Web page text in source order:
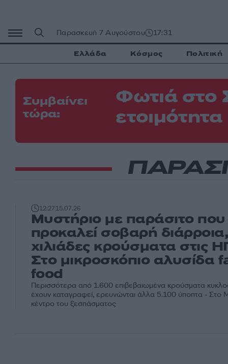
περιεχόμενο
Παρασκευή 7 Αυγούστου 17:31
Ελλάδα Κόσμος Πολιτική
Συμβαίνει
τώρα:
Φωτιά στο
ετοιμότητα
12:2715.07.26
Μυστήριο με παράσιτο που
προκαλεί σοβαρή διάρροια,
χιλιάδες κρούσματα στις
Στο μικροσκόπιο αλυσίδα
food
Περισσότερα από 1.600 επιβεβαιωμένα κρούσματα
έχουν καταγραφεί, ερευνώνται άλλα 5.100 ύποπτα - Στο
κέντρο του ξεσπάσματος